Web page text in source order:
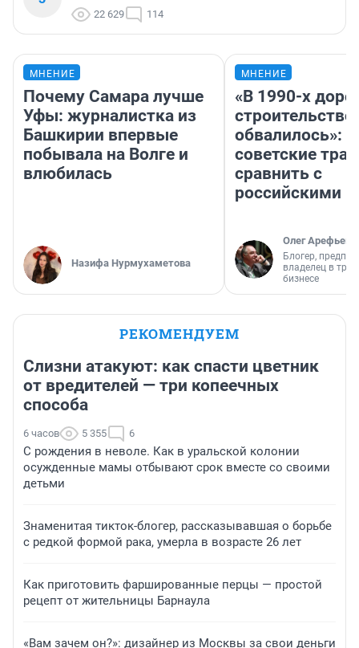
22 629 114
МНЕНИЕ
Почему Самара лучше
Уфы: журналистка из
Башкирии впервые
побывала на Волге и
влюбилась
Назифа Нурмухаметова
МНЕНИЕ
«В 1990-х
строительство
обвалилось»:
советские
сравнить с
российскими
Олег Арефьев
Блогер,
владелец в
бизнесе
РЕКОМЕНДУЕМ
Слизни атакуют: как спасти цветник
от вредителей — три копеечных
способа
6 часов 5 355 6
С рождения в неволе. Как в уральской колонии
осужденные мамы отбывают срок вместе со своими
детьми
Знаменитая тикток-блогер, рассказывавшая о борьбе
с редкой формой рака, умерла в возрасте 26 лет
Как приготовить фаршированные перцы — простой
рецепт от жительницы Барнаула
«Вам зачем он?»: дизайнер из Москвы за свои деньги